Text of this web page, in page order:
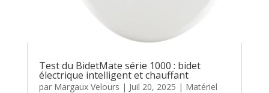
Test du BidetMate série 1000 : bidet
électrique intelligent et chauffant
par Margaux Velours | Juil 20, 2025 | Matériel